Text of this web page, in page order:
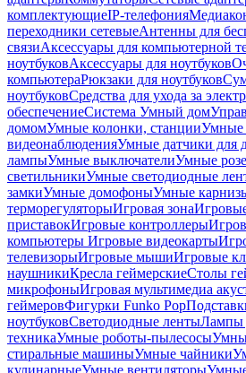
комплектующиеIP-телефония
переходники сетевыеАнтенны для
связиАксессуары для компьютерной
ноутбуковАксессуары для ноутбуков
компьютераРюкзаки для ноутбуков
ноутбуковСредства для ухода за
обеспечениеСистема Умный дом
домомУмные колонки, станцииУмные
видеонаблюденияУмные датчики для
лампыУмные выключателиУмные
светильникиУмные светодиодные
замкиУмные домофоныУмные
терморегуляторыИгровая зона
приставокИгровые контроллеры
компьютеры Игровые видеокарты
телевизорыИгровые мышиИгровые
наушникиКресла геймерскиеСтолы
микрофоныИгровая мультимедиа
геймеровФигурки Funko Pop
ноутбуковСветодиодные лентыЛампы
техникаУмные роботы-пылесосы
стиральные машиныУмные чайники
кулинарныеУмные вентиляторы